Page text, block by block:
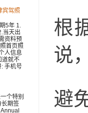
根
说
避
宾驾照
5年 1.
当天出
资料预
首页照
人信息
道就不
手机号
个特别
长期签